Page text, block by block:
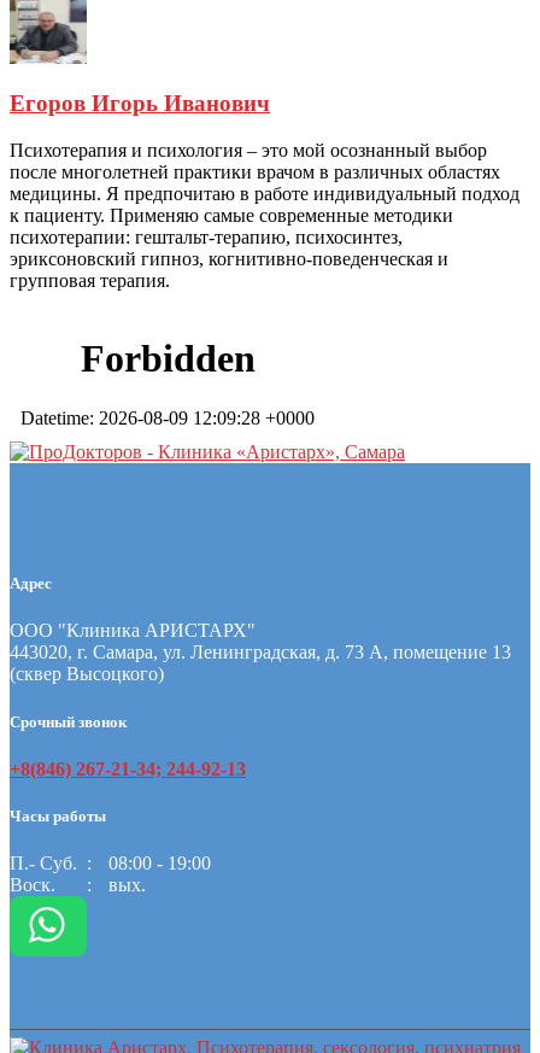
Егоров Игорь Иванович
Психотерапия и психология – это мой осознанный выбор
после многолетней практики врачом в различных областях
медицины. Я предпочитаю в работе индивидуальный подход
к пациенту. Применяю самые современные методики
психотерапии: гештальт-терапию, психосинтез,
эриксоновский гипноз, когнитивно-поведенческая и
групповая терапия.
Адрес
ООО "Клиника АРИСТАРХ"
443020, г. Самара, ул. Ленинградская, д. 73 А, помещение 13
(сквер Высоцкого)
Срочный звонок
+8(846) 267-21-34; 244-92-13
Часы работы
П.- Суб.
08:00 - 19:00
Воск.
вых.